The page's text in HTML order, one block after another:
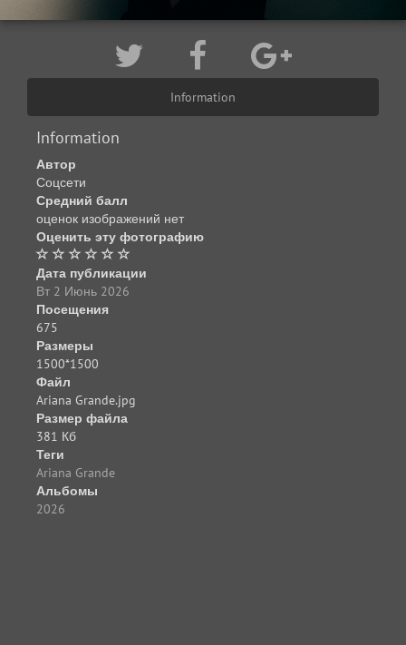
Information
Information
Автор
Соцсети
Средний балл
оценок изображений нет
Оценить эту фотографию
Дата публикации
Вт 2 Июнь 2026
Посещения
675
Размеры
1500*1500
Файл
Ariana Grande.jpg
Размер файла
381 Кб
Теги
Ariana Grande
Альбомы
2026